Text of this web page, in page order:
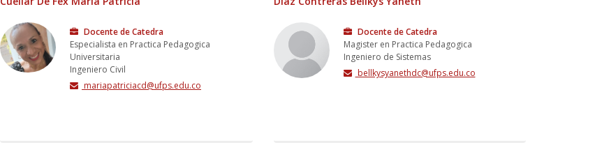
Docente de Catedra
Especialista en Practica Pedagogica
Universitaria
Ingeniero Civil
mariapatriciacd@ufps.edu.co
Docente de Catedra
Magister en Practica Pedagogica
Ingeniero de Sistemas
bellkysyanethdc@ufps.edu.co